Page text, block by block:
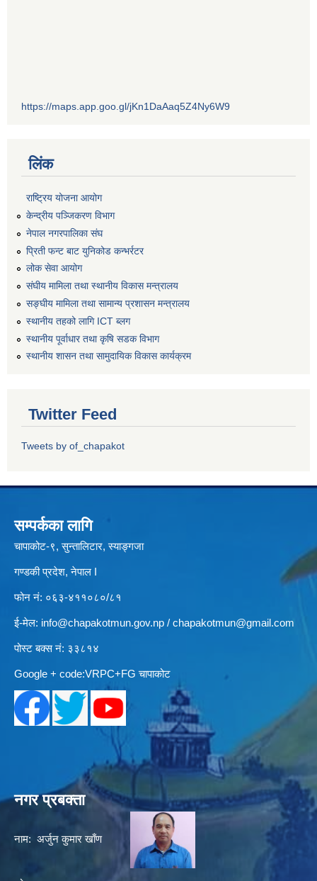
https://maps.app.goo.gl/jKn1DaAaq5Z4Ny6W9
लिंक
राष्ट्रिय योजना आयोग
केन्द्रीय पञ्जिकरण विभाग
नेपाल नगरपालिका संघ
प्रिती फन्ट बाट युनिकोड कन्भर्रटर
लोक सेवा आयोग
संघीय मामिला तथा स्थानीय विकास मन्त्रालय
सङ्घीय मामिला तथा सामान्य प्रशासन मन्त्रालय
स्थानीय तहको लागि ICT ब्लग
स्थानीय पूर्वाधार तथा कृषि सडक विभाग
स्थानीय शासन तथा सामुदायिक विकास कार्यक्रम
Twitter Feed
Tweets by of_chapakot
सम्पर्कका लागि
चापाकोट-९, सुन्तालिटार, स्याङ्गजा
गण्डकी प्रदेश, नेपाल I
फोन नं: ०६३-४११०८०/८१
ई-मेल: info@chapakotmun.gov.np / chapakotmun@gmail.com
पोस्ट बक्स नं: ३३८१४
Google + code:VRPC+FG चापाकोट
नगर प्रबक्ता
नाम: अर्जुन कुमार खाँण